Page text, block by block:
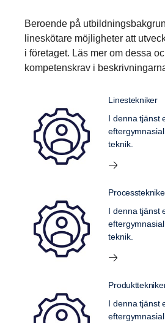
Beroende på
lineskötare möjligheter att
i företaget. Läs mer om dessa
kompetenskrav i
Linestekniker
I denna tjänst
teknik.
I denna tjänst
teknik.
I denna tjänst